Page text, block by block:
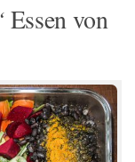
Essen von